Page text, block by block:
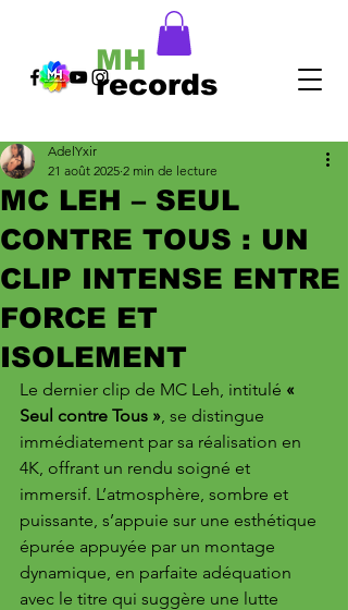
records
MH
MC LEH – SEUL
CONTRE TOUS : UN
CLIP INTENSE ENTRE
FORCE ET
ISOLEMENT
AdelYxir
21 août 2025 2 min de lecture
Le dernier clip de MC Leh, intitulé «
Seul contre Tous » , se distingue
immédiatement par sa réalisation en
4K, offrant un rendu soigné et
immersif. L’atmosphère, sombre et
puissante, s’appuie sur une esthétique
épurée appuyée par un montage
dynamique, en parfaite adéquation
avec le titre qui suggère une lutte